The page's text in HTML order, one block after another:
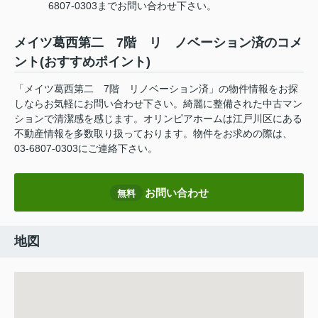
6807-0303までお問い合わせ下さい。
メイツ葛西第二 7階 リ ノベーション済のコメ
ント(おすすめポイント)
「メイツ葛西第二 7階 リノベーション済」の物件情報をお探
しならお気軽にお問い合わせ下さい。綺麗に整備された中古マン
ションで清潔感を感じます。オリンピアホームは江戸川区にある
不動産情報を多数取り扱っております。物件をお求めの際は、
03-6807-0303にご連絡下さい。
無料 お問い合わせ
地図